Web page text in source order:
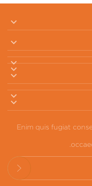







Enim quis fugiat